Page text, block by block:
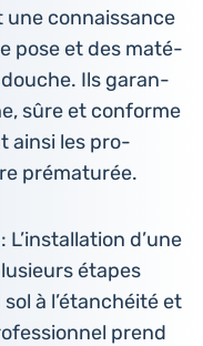
une connais­sance
pose et des maté­
Ils garan­
sûre et conforme
ainsi les pro­
prématurée.
: L’ins­tal­la­tion d’une
étapes
à l’é­tan­chéi­té et
prend